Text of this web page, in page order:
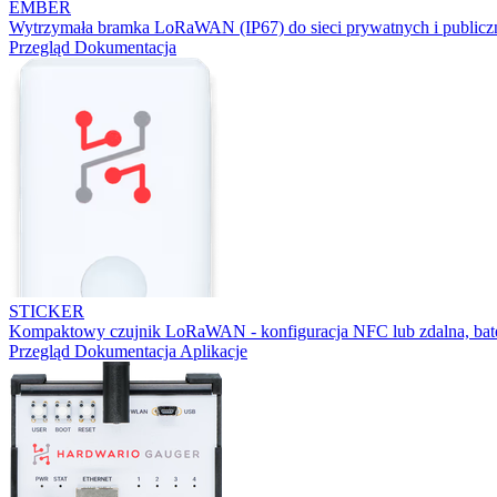
EMBER
Wytrzymała bramka LoRaWAN (IP67) do sieci prywatnych i
Przegląd Dokumentacja
STICKER
Kompaktowy czujnik LoRaWAN - konfiguracja NFC lub zdalna,
Przegląd Dokumentacja Aplikacje